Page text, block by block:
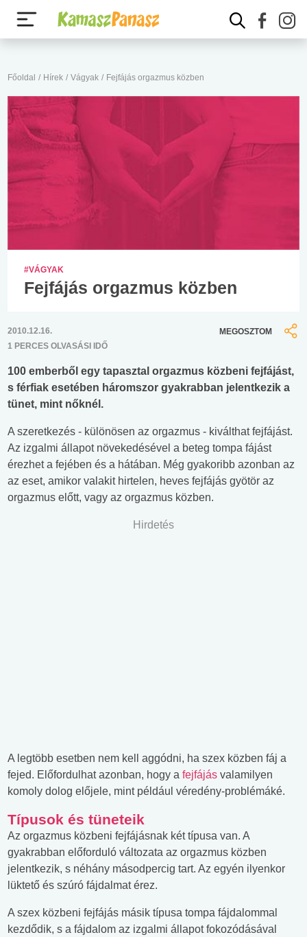
Főoldal / Hírek / Vágyak / Fejfájás orgazmus közben
#VÁGYAK
Fejfájás orgazmus közben
2010.12.16.
1 PERCES OLVASÁSI IDŐ
MEGOSZTOM
100 emberből egy tapasztal orgazmus közbeni fejfájást,
s férfiak esetében háromszor gyakrabban jelentkezik a
tünet, mint nőknél.
A szeretkezés - különösen az orgazmus - kiválthat fejfájást.
Az izgalmi állapot növekedésével a beteg tompa fájást
érezhet a fejében és a hátában. Még gyakoribb azonban az
az eset, amikor valakit hirtelen, heves fejfájás gyötör az
orgazmus előtt, vagy az orgazmus közben.
Hirdetés
A legtöbb esetben nem kell aggódni, ha szex közben fáj a
fejed. Előfordulhat azonban, hogy a fejfájás valamilyen
komoly dolog előjele, mint például véredény-problémáké.
Típusok és tüneteik
Az orgazmus közbeni fejfájásnak két típusa van. A
gyakrabban előforduló változata az orgazmus közben
jelentkezik, s néhány másodpercig tart. Az egyén ilyenkor
lüktető és szúró fájdalmat érez.
A szex közbeni fejfájás másik típusa tompa fájdalommal
kezdődik, s a fájdalom az izgalmi állapot fokozódásával